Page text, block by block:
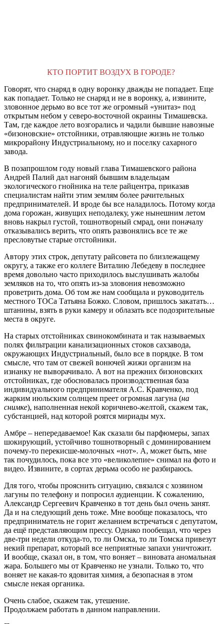
КТО ПОРТИТ ВОЗДУХ В ГОРОДЕ?
Говорят, что снаряд в одну воронку дважды не попадает. Еще
как попадает. Только не снаряд и не в воронку, а, извините,
зловонное дерьмо во все тот же огромный «унитаз» под
открытым небом у северо-восточной окраины Тимашевска.
Там, где каждое лето возгорались и чадили бывшие навозные
«бизоновские» отстойники, отравляющие жизнь не только
микрорайону Индустриальному, но и поселку сахарного
завода.
В позапрошлом году новый глава Тимашевского района
Андрей Палий дал нагоняй бывшим владельцам
экологического гнойника на теле райцентра, приказав
специалистам найти этим землям более рачительных
предпринимателей. И вроде бы все наладилось. Потому когда
дома горожан, живущих неподалеку, уже нынешним летом
вновь накрыл густой, тошнотворный смрад, они поначалу
отказывались верить, что опять развонялись все те же
пресловутые старые отстойники.
Автору этих строк, депутату райсовета по близлежащему
округу, а также его коллеге Виталию Лебедеву в последнее
время довольно часто приходилось выслушивать жалобы
земляков на то, что опять из-за зловония невозможно
проветрить дома. Об том же нам сообщала и руководитель
местного ТОСа Татьяна Божко. Словом, пришлось закатать…
штанины, взять в руки камеру и облазать все подозрительные
места в округе.
На старых отстойниках свинокомбината и так называемых
полях фильтрации канализационных стоков сахзавода,
окружающих Индустриальный, было все в порядке. В том
смысле, что там от свежей вонючей жижи организм на
изнанку не выворачивало. А вот на прежних бизоновских
отстойниках, где обосновалась производственная база
индивидуального предпринимателя А.С. Кравченко, под
жарким июльским солнцем преет огромная лагуна (на
снимке), наполненная некой коричнево-желтой, скажем так,
субстанцией, над которой роятся мириады мух.
Амбре – непередаваемое! Как сказали бы парфюмеры, запах
шокирующий, устойчиво тошнотворный с доминированием
почему-то перекисше-молочных «нот». А, может быть, мне
так почудилось, пока все это «великолепие» снимал на фото и
видео. Извините, в сортах дерьма особо не разбираюсь.
Для того, чтобы прояснить ситуацию, связался с хозяином
лагуны по телефону и попросил аудиенции. К сожалению,
Александр Сергеевич Кравченко в тот день был очень занят.
Да и на следующий день тоже. Мне вообще показалось, что
предприниматель не горит желанием встречаться с депутатом,
да ещё представляющим прессу. Однако пообещал, что через
две-три недели откуда-то, то ли Омска, то ли Томска привезут
некий препарат, который все неприятные запахи уничтожит.
И вообще, сказал он, в том, что воняет – виновата аномальная
жара. Большего мы от Кравченко не узнали. Только то, что
воняет не какая-то ядовитая химия, а безопасная в этом
смысле некая органика.
Очень слабое, скажем так, утешение.
Продолжаем работать в данном направлении.